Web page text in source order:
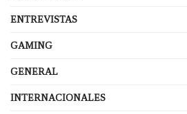
ENTREVISTAS
GAMING
GENERAL
INTERNACIONALES